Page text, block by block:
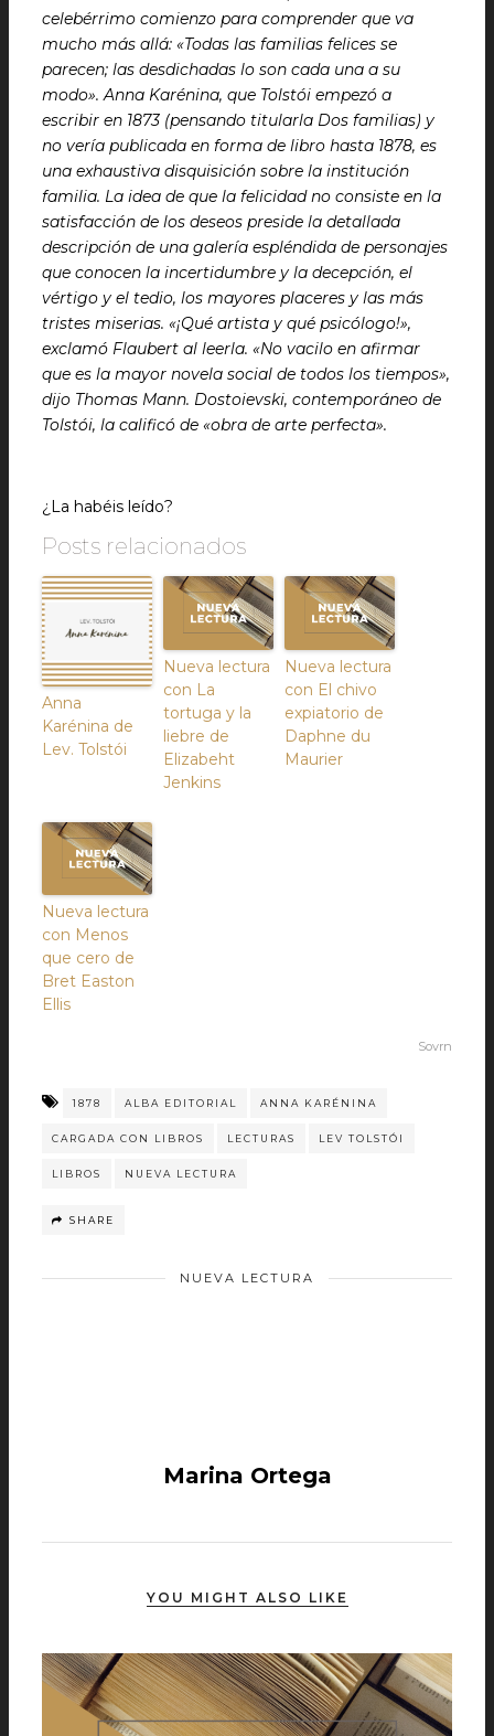
celebérrimo comienzo para comprender que va
mucho más allá: «Todas las familias felices se
parecen; las desdichadas lo son cada una a su
modo». Anna Karénina, que Tolstói empezó a
escribir en 1873 (pensando titularla Dos familias) y
no vería publicada en forma de libro hasta 1878, es
una exhaustiva disquisición sobre la institución
familia. La idea de que la felicidad no consiste en la
satisfacción de los deseos preside la detallada
descripción de una galería espléndida de personajes
que conocen la incertidumbre y la decepción, el
vértigo y el tedio, los mayores placeres y las más
tristes miserias. «¡Qué artista y qué psicólogo!»,
exclamó Flaubert al leerla. «No vacilo en afirmar
que es la mayor novela social de todos los tiempos»,
dijo Thomas Mann. Dostoievski, contemporáneo de
Tolstói, la calificó de «obra de arte perfecta».
¿La habéis leído?
Posts relacionados
Anna
Karénina de
Lev. Tolstói
Nueva lectura
con La
tortuga y la
liebre de
Elizabeht
Jenkins
Nueva lectura
con El chivo
expiatorio de
Daphne du
Maurier
Nueva lectura
con Menos
que cero de
Bret Easton
Ellis
Sovrn
1878 ALBA EDITORIAL ANNA KARÉNINA
CARGADA CON LIBROS LECTURAS LEV TOLSTÓI
LIBROS NUEVA LECTURA
SHARE
NUEVA LECTURA
Marina Ortega
YOU MIGHT ALSO LIKE